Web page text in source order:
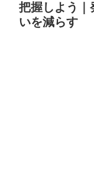
把握しよう｜
いを減らす